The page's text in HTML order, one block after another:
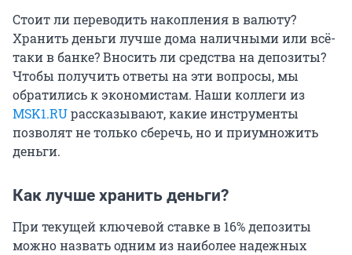
Стоит ли переводить накопления в валюту?
Хранить деньги лучше дома наличными или всё-
таки в банке? Вносить ли средства на депозиты?
Чтобы получить ответы на эти вопросы, мы
обратились к экономистам. Наши коллеги из
MSK1.RUрассказывают, какие инструменты
позволят не только сберечь, но и приумножить
деньги.
Как лучше хранить деньги?
При текущей ключевой ставке в 16% депозиты
можно назвать одним из наиболее надежных